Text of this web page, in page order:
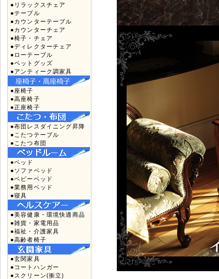
●リラックスチェア
●テーブル
●カウンターテーブル
●カウンターチェア
●椅子・チェア
●ディレクターチェア
●ローテーブル
●ペットグッズ
●アンティーク調家具
●座椅子
●高座椅子
●正座椅子
●布団レスダイニング昇降
●こたつテーブル
●こたつ布団
●ベッド
●ソファベッド
●ベビーベッド
●業務用ベッド
●寝具
●美容健康・環境快適商品
●雑貨・家電用品
●福祉・介護家具
●高齢者椅子
●玄関家具
●コートハンガー
●スクリーン(衝立)